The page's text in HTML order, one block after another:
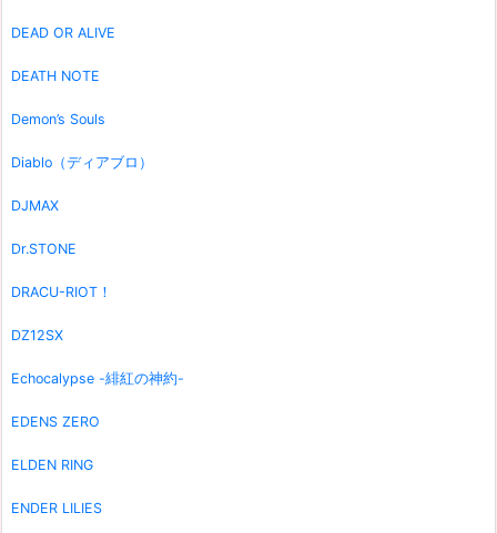
DEAD OR ALIVE
DEATH NOTE
Demon’s Souls
Diablo（ディアブロ）
DJMAX
Dr.STONE
DRACU-RIOT！
DZ12SX
Echocalypse -緋紅の神約-
EDENS ZERO
ELDEN RING
ENDER LILIES